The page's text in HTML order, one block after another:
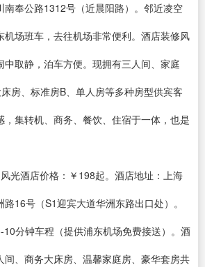
南奉公路1312号（近晨阳路）。邻近凌空
机场班车，去往机场非常便利。酒店装修风
中取静，泊车方便。现拥有三人间、家庭
房、标准房B、单人房等多种房型供宾客
，集转机、商务、餐饮、住宿于一体，也是
光酒店价格：￥198起。酒店地址：上海
16号（S1迎宾大道华洲东路出口处）。
分钟车程（提供浦东机场免费接送）。酒
间、商务大床房、温馨家庭房、豪华套房共